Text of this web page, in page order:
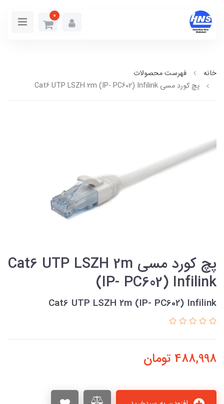
0
خانه
فهرست محصولات
پچ كورد مسي Cat6 UTP LSZH 2m (IP- PC602) Infilink
پچ كورد مسي Cat6 UTP LSZH 2m
(IP- PC602) Infilink
Cat6 UTP LSZH 2m (IP- PC602) Infilink
488,998 تومان